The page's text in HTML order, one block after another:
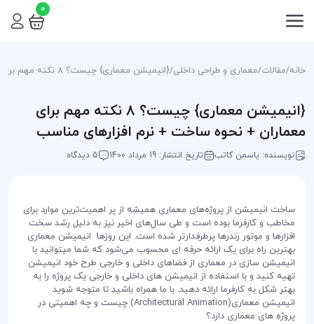
0
خانه/مقالات/معماری و طراحی داخلی/{انیمیشن معماری} چیست؟ 8 نکته مهم برای معماران + نحوه ساخت + نرم افزار‌های مناسب
{انیمیشن معماری} چیست؟ 8 نکته مهم برای
معماران + نحوه ساخت + نرم افزار‌های مناسب
نویسنده: یاسمن کاتب تاریخ انتشار: 19 مرداد 1400 5 دیدگاه
ساخت انیمیشن از پروژه‌های معماری همیشه از پر اهمیت‌ترین موارد برای
مخاطب و کارفرما بوده است و طی سال‌های اخیر نیز به دلیل رشد سخت
افزار‌ها و موتور رندر‌ها پر‌طرفدارتر شده است. این روزها انیمیشن‌ معماری
بهترین راه برای یک ارائه حرفه ای محسوب می‌شود که شما میتوانید با
انیمیشن سازی در معماری از فضا‌های داخلی و خارجی طرح خود انیمیشن
تهیه کنید و با استفاده از انیمیشن های داخلی و خارجی یک پروژه را به
بهتر شکل به کارفرما ارائه دهید. با ما همراه باشید تا متوجه شوید
انیمیشن معماری(Architectural Animation) چیست و چه اهمیتی در
پروژه های معماری دارد؟